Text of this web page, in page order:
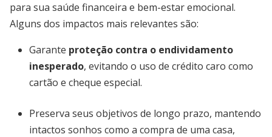
para sua saúde financeira e bem-estar emocional.
Alguns dos impactos mais relevantes são:
Garante proteção contra o endividamento
inesperado, evitando o uso de crédito caro como
cartão e cheque especial.
Preserva seus objetivos de longo prazo, mantendo
intactos sonhos como a compra de uma casa,